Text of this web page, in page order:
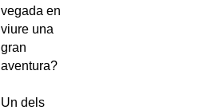
vegada en
viure una
gran
aventura?
Un dels